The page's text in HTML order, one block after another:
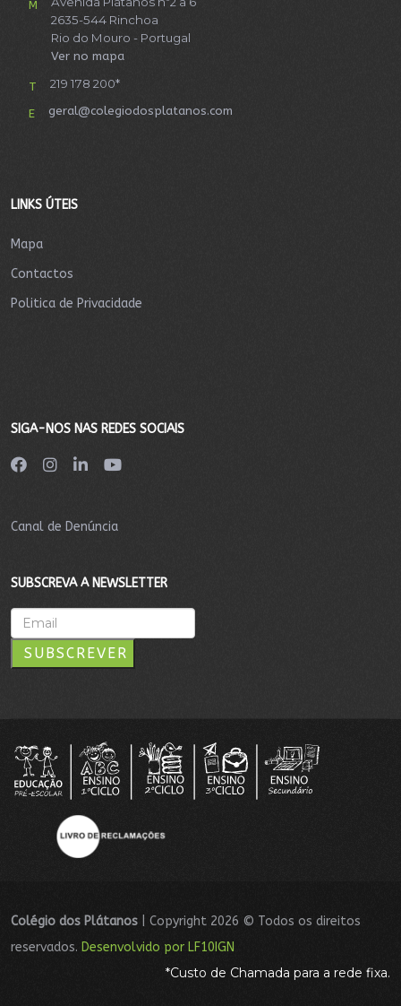
M
2635-544 Rinchoa
Rio do Mouro - Portugal
Ver no mapa
T 219 178 200*
E geral@colegiodosplatanos.com
LINKS ÚTEIS
Mapa
Contactos
Politica de Privacidade
SIGA-NOS NAS REDES SOCIAIS
Canal de Denúncia
SUBSCREVA A NEWSLETTER
SUBSCREVER
Colégio dos Plátanos
| Copyright 2026 © Todos os direitos
reservados. Desenvolvido por LF10IGN
*Custo de Chamada para a rede fixa.